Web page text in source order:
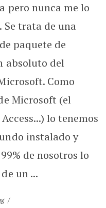
pero nunca me lo
trata de una
paquete de
absoluto del
Como
Microsoft (el
lo tenemos
instalado y
de nosotros lo
un ...